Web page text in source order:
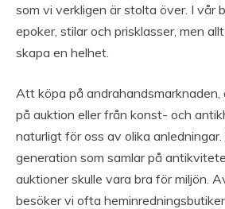
som vi verkligen är stolta över. I vår
epoker, stilar och prisklasser, men
skapa en helhet.
Att köpa på
på auktion eller från konst- och
naturligt för oss av olika
generation som samlar på
auktioner skulle vara bra för miljön.
besöker vi ofta